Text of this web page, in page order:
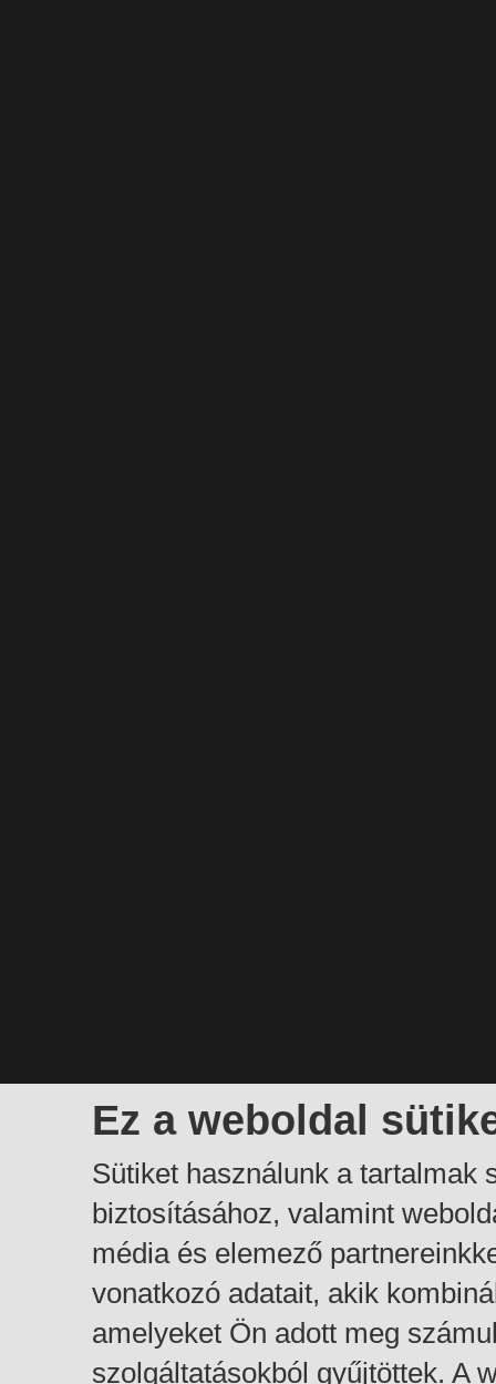
Ez a weboldal
Sütiket használunk a tartalmak
biztosításához, valamint
média és elemező
vonatkozó adatait, akik
amelyeket Ön adott meg
szolgáltatásokból gyűjtöttek. A